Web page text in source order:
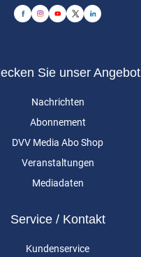
Sie unser Angebot
Nachrichten
Abonnement
DVV Media Abo Shop
Veranstaltungen
Mediadaten
Service / Kontakt
Kundenservice